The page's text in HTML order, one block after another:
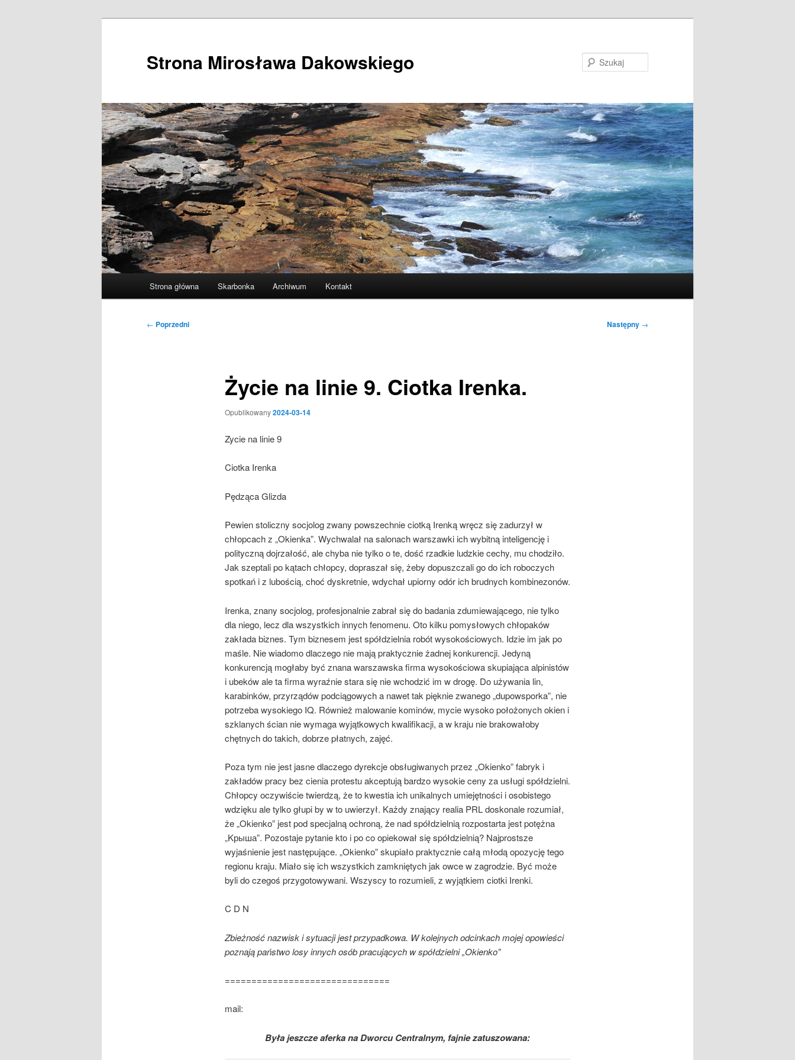
Strona Mirosława Dakowskiego
Strona główna Skarbonka Archiwum Kontakt
Nawigacja
← Poprzedni Następny →
Życie na linie 9. Ciotka Irenka.
Opublikowany2024-03-14
Zycie na linie 9
Ciotka Irenka
Pędząca Glizda
Pewien stoliczny socjolog zwany powszechnie ciotką Irenką wręcz się zadurzył w
chłopcach z „Okienka”. Wychwalał na salonach warszawki ich wybitną inteligencję i
polityczną dojrzałość, ale chyba nie tylko o te, dość rzadkie ludzkie cechy, mu chodziło.
Jak szeptali po kątach chłopcy, dopraszał się, żeby dopuszczali go do ich roboczych
spotkań i z lubością, choć dyskretnie, wdychał upiorny odór ich brudnych kombinezonów.
Irenka, znany socjolog, profesjonalnie zabrał się do badania zdumiewającego, nie tylko
dla niego, lecz dla wszystkich innych fenomenu. Oto kilku pomysłowych chłopaków
zakłada biznes. Tym biznesem jest spółdzielnia robót wysokościowych. Idzie im jak po
maśle. Nie wiadomo dlaczego nie mają praktycznie żadnej konkurencji. Jedyną
konkurencją mogłaby być znana warszawska firma wysokościowa skupiająca alpinistów
i ubeków ale ta firma wyraźnie stara się nie wchodzić im w drogę. Do używania lin,
karabinków, przyrządów podciągowych a nawet tak pięknie zwanego „dupowsporka”, nie
potrzeba wysokiego IQ. Również malowanie kominów, mycie wysoko położonych okien i
szklanych ścian nie wymaga wyjątkowych kwalifikacji, a w kraju nie brakowałoby
chętnych do takich, dobrze płatnych, zajęć.
Poza tym nie jest jasne dlaczego dyrekcje obsługiwanych przez „Okienko” fabryk i
zakładów pracy bez cienia protestu akceptują bardzo wysokie ceny za usługi spółdzielni.
Chłopcy oczywiście twierdzą, że to kwestia ich unikalnych umiejętności i osobistego
wdzięku ale tylko głupi by w to uwierzył. Każdy znający realia PRL doskonale rozumiał,
że „Okienko” jest pod specjalną ochroną, że nad spółdzielnią rozpostarta jest potężna
„Kрыша”. Pozostaje pytanie kto i po co opiekował się spółdzielnią? Najprostsze
wyjaśnienie jest następujące. „Okienko” skupiało praktycznie całą młodą opozycję tego
regionu kraju. Miało się ich wszystkich zamkniętych jak owce w zagrodzie. Być może
byli do czegoś przygotowywani. Wszyscy to rozumieli, z wyjątkiem ciotki Irenki.
C D N
Zbieżność nazwisk i sytuacji jest przypadkowa. W kolejnych odcinkach mojej opowieści
poznają państwo losy innych osób pracujących w spółdzielni „Okienko”
===============================
mail:
Była jeszcze aferka na Dworcu Centralnym, fajnie zatuszowana: